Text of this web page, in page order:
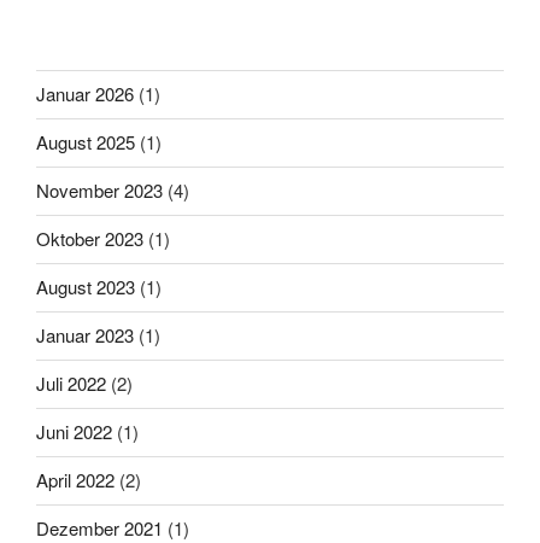
Januar 2026 (1)
August 2025 (1)
November 2023 (4)
Oktober 2023 (1)
August 2023 (1)
Januar 2023 (1)
Juli 2022 (2)
Juni 2022 (1)
April 2022 (2)
Dezember 2021 (1)